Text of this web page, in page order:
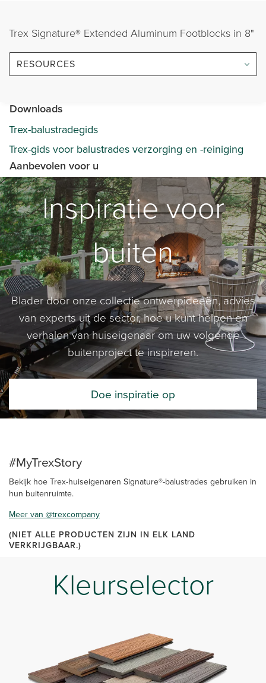
Trex Signature® Extended Aluminum Footblocks in 8"
RESOURCES
Downloads
Trex-balustradegids
Trex-gids voor balustrades verzorging en -reiniging
Aanbevolen voor u
Inspiratie voor
buiten
Blader door onze collectie ontwerpideeën, advies
van experts uit de sector, hoe u kunt helpen en
verhalen van huiseigenaar om uw volgende
buitenproject te inspireren.
Doe inspiratie op
#MyTrexStory
Bekijk hoe Trex-huiseigenaren Signature®-balustrades gebruiken in
hun buitenruimte.
Meer van @trexcompany
(NIET ALLE PRODUCTEN ZIJN IN ELK LAND
VERKRIJGBAAR.)
Kleurselector